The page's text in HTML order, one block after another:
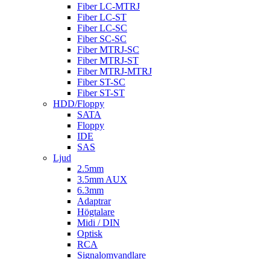
Fiber LC-MTRJ
Fiber LC-ST
Fiber LC-SC
Fiber SC-SC
Fiber MTRJ-SC
Fiber MTRJ-ST
Fiber MTRJ-MTRJ
Fiber ST-SC
Fiber ST-ST
HDD/Floppy
SATA
Floppy
IDE
SAS
Ljud
2.5mm
3.5mm AUX
6.3mm
Adaptrar
Högtalare
Midi / DIN
Optisk
RCA
Signalomvandlare